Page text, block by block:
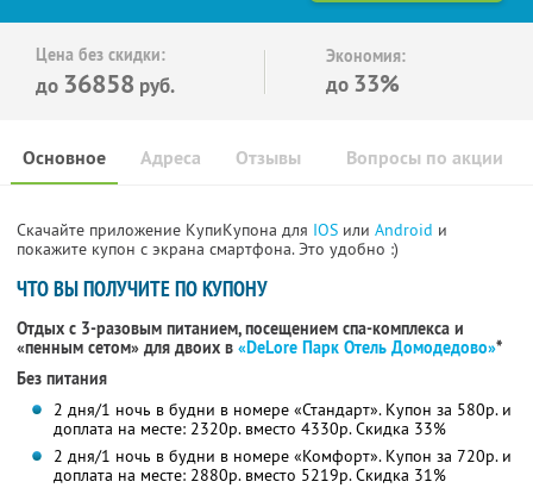
Цена без скидки:
до 36858 руб.
Экономия:
до 33%
Основное Отзывы Вопросы по акции
Адреса
Скачайте приложение КупиКупона для IOS или Android и
покажите купон с экрана смартфона. Это удобно :)
ЧТО ВЫ ПОЛУЧИТЕ ПО КУПОНУ
Отдых с 3-разовым питанием, посещением спа-комплекса и
«пенным сетом» для двоих в «DeLore Парк Отель Домодедово»*
Без питания
2 дня/1 ночь в будни в номере «Стандарт». Купон за 580р. и
доплата на месте: 2320р. вместо 4330р. Скидка 33%
2 дня/1 ночь в будни в номере «Комфорт». Купон за 720р. и
доплата на месте: 2880р. вместо 5219р. Скидка 31%